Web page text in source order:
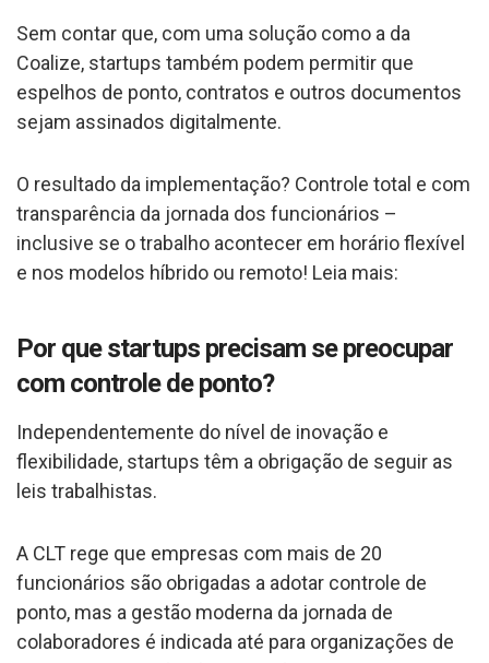
Sem contar que, com uma solução como a da
Coalize, startups também podem permitir que
espelhos de ponto, contratos e outros documentos
sejam assinados digitalmente.
O resultado da implementação? Controle total e com
transparência da jornada dos funcionários –
inclusive se o trabalho acontecer em horário flexível
e nos modelos híbrido ou remoto! Leia mais:
Por que startups precisam se preocupar
com controle de ponto?
Independentemente do nível de inovação e
flexibilidade, startups têm a obrigação de seguir as
leis trabalhistas.
A CLT rege que empresas com mais de 20
funcionários são obrigadas a adotar controle de
ponto, mas a gestão moderna da jornada de
colaboradores é indicada até para organizações de